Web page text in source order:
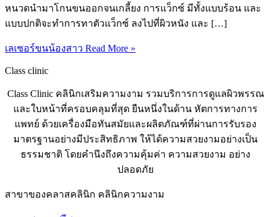
หนวดนำมาโกนขนออกจนเกลี้ยง การแว็กซ์ มีทั้งแบบร้อน และ
แบบปกติจะทำการทาตัวแว็กซ์ ลงไปที่ผิวหนัง และ […]
เลเซอร์ขนน้องสาว Read More »
Class clinic
Class Clinic คลินิกเสริมความงาม รวมบริการการดูแลผิวพรรณ
และใบหน้าที่ครอบคลุมที่สุด ยืนหนึ่งในด้าน หัตการทางการ
แพทย์ ด้วยเครื่องมือทันสมัยและผลิตภัณฑ์ที่ผ่านการรับรอง
มาตรฐานอย่างมีประสิทธิภาพ ให้ได้ความสวยงามอย่างเป็น
ธรรมชาติ โดยคำนึงถึงความคุ้มค่า ความสวยงาม อย่าง
ปลอดภัย
สาขาของคลาสคลินิก คลินิกความงาม